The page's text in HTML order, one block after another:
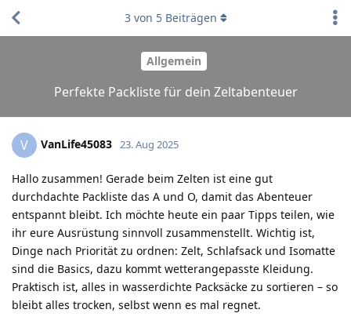
Allgemein
Perfekte Packliste für dein Zeltabenteuer
3 von 5Beiträgen
V VanLife45083 23. Aug 2025
Hallo zusammen! Gerade beim Zelten ist eine gut
durchdachte Packliste das A und O, damit das Abenteuer
entspannt bleibt. Ich möchte heute ein paar Tipps teilen, wie
ihr eure Ausrüstung sinnvoll zusammenstellt. Wichtig ist,
Dinge nach Priorität zu ordnen: Zelt, Schlafsack und Isomatte
sind die Basics, dazu kommt wetterangepasste Kleidung.
Praktisch ist, alles in wasserdichte Packsäcke zu sortieren – so
bleibt alles trocken, selbst wenn es mal regnet.